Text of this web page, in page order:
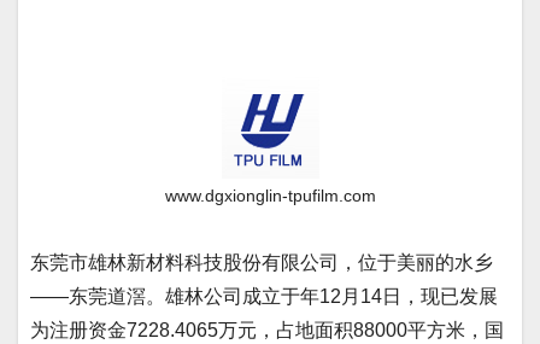
www.dgxionglin-tpufilm.com
东莞市雄林新材料科技股份有限公司，位于美丽的水乡
——东莞道滘。雄林公司成立于年12月14日，现已发展
为注册资金7228.4065万元，占地面积88000平方米，国